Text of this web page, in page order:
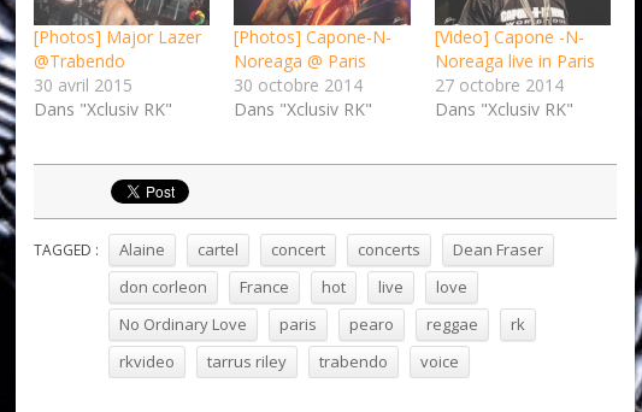
[Photos] Major Lazer
@Trabendo
30 avril 2015
Dans "Xclusiv RK"
[Photos] Capone-N-
Noreaga @ Paris
30 octobre 2014
Dans "Xclusiv RK"
[Video] Capone -N-
Noreaga live in Paris
27 octobre 2014
Dans "Xclusiv RK"
TAGGED : Alaine cartel concert concerts
Dean Fraser
don corleon
France hot live
love
No Ordinary Love
paris pearo reggae
rk
rkvideo
tarrus riley trabendo voice